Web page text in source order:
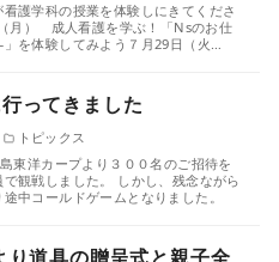
護学科の授業を体験しにきてくださ
月） 成人看護を学ぶ！「Nsのお仕
を体験してみよう７月29日（火…
ってきました
トピックス
東洋カープより３００名のご招待を
観戦しました。 しかし、残念ながら
中コールドゲームとなりました。
り道具の贈呈式と親子全